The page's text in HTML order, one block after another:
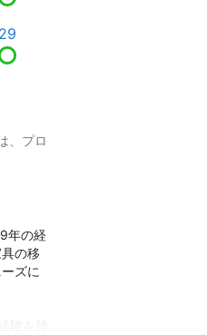
29
、プロ
年の経
の移
ズに